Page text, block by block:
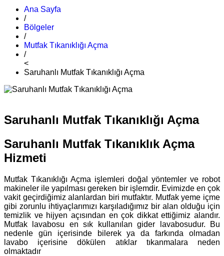
Ana Sayfa
/
Bölgeler
/
Mutfak Tıkanıklığı Açma
/
<
Saruhanlı Mutfak Tıkanıklığı Açma
Saruhanlı Mutfak Tıkanıklığı Açma
Saruhanlı Mutfak Tıkanıklık Açma
Hizmeti
Mutfak Tıkanıklığı Açma işlemleri doğal yöntemler ve robot
makineler ile yapılması gereken bir işlemdir. Evimizde en çok
vakit geçirdiğimiz alanlardan biri mutfaktır. Mutfak yeme içme
gibi zorunlu ihtiyaçlarımızı karşıladığımız bir alan olduğu için
temizlik ve hijyen açısından en çok dikkat ettiğimiz alandır.
Mutfak lavabosu en sık kullanılan gider lavabosudur. Bu
nedenle gün içerisinde bilerek ya da farkında olmadan
lavabo içerisine dökülen atıklar tıkanmalara neden
olmaktadır